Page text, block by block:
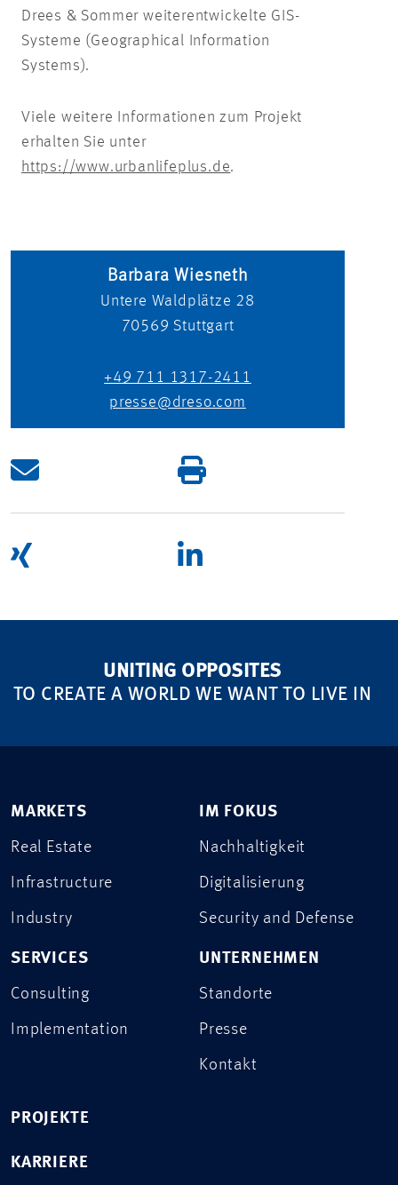
Drees & Sommer weiterentwickelte GIS-
Systeme (Geographical Information
Systems).
Viele weitere Informationen zum Projekt
erhalten Sie unter
https://www.urbanlifeplus.de.
Barbara Wiesneth
Untere Waldplätze 28
70569 Stuttgart
+49 711 1317-2411
presse@dreso.com
UNITING OPPOSITES
TO CREATE A WORLD WE WANT TO LIVE IN
MARKETS
Real Estate
Infrastructure
Industry
SERVICES
Consulting
Implementation
IM FOKUS
Nachhaltigkeit
Digitalisierung
Security and Defense
UNTERNEHMEN
Standorte
Presse
Kontakt
PROJEKTE
KARRIERE